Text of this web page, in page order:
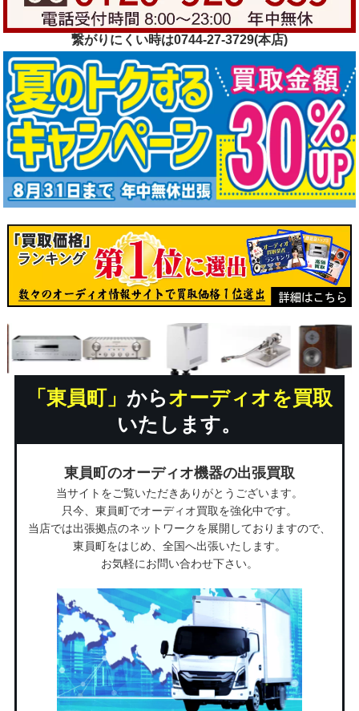
繋がりにくい時は0744-27-3729(本店)
「東員町」 からオーディオを買取
いたします。
東員町のオーディオ機器の出張買取
当サイトをご覧いただきありがとうございます。
只今、東員町でオーディオ買取を強化中です。
当店では出張拠点のネットワークを展開しておりますので、
東員町をはじめ、全国へ出張いたします。
お気軽にお問い合わせ下さい。